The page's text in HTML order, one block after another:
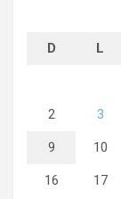
D L
2 3
9 10
16 17